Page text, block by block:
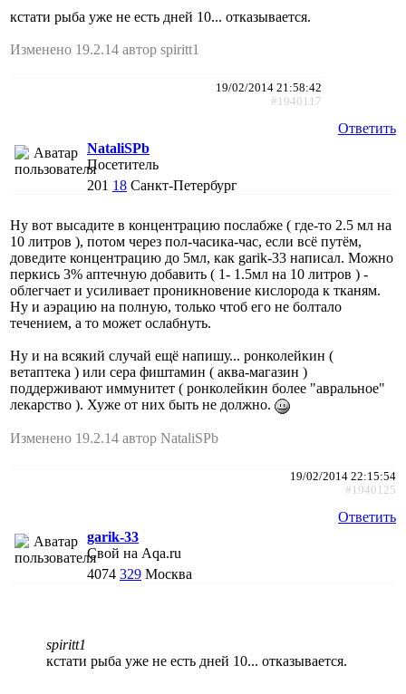
кстати рыба уже не есть дней 10... отказывается.
Изменено 19.2.14 автор spiritt1
19/02/2014 21:58:42
#1940117
Ответить
NataliSPb
Посетитель
201 18 Санкт-Петербург
Ну вот высадите в концентрацию послабже ( где-то 2.5 мл на
10 литров ), потом через пол-часика-час, если всё путём,
доведите концентрацию до 5мл, как garik-33 написал. Можно
перкись 3% аптечную добавить ( 1- 1.5мл на 10 литров ) -
облегчает и усиливает проникновение кислорода к тканям.
Ну и аэрацию на полную, только чтоб его не болтало
течением, а то может ослабнуть.
Ну и на всякий случай ещё напишу... ронколейкин (
ветаптека ) или сера фиштамин ( аква-магазин )
поддерживают иммунитет ( ронколейкин более "авральное"
лекарство ). Хуже от них быть не должно.
Изменено 19.2.14 автор NataliSPb
19/02/2014 22:15:54
#1940125
Ответить
garik-33
Свой на Aqa.ru
4074 329 Москва
spiritt1
кстати рыба уже не есть дней 10... отказывается.